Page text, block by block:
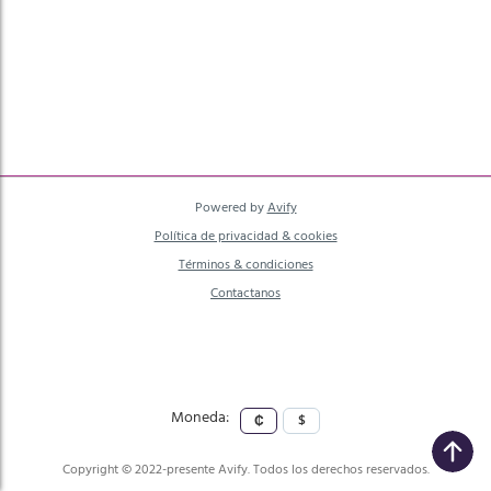
Powered byAvify
Política de privacidad & cookies
Términos & condiciones
Contactanos
Moneda: ₡ $
Copyright © 2022-presente Avify. Todos los derechos reservados.